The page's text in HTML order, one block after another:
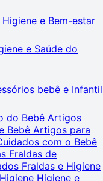
Higiene e Bem-estar
e Saúde do
bebê e Infantil
do Bebê Artigos
Bebê Artigos para
com o Bebê
Fraldas de
Fraldas e Higiene
Higiene Higiene e